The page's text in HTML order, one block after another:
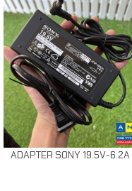
ADAPTER SONY 19.5V-6.2A